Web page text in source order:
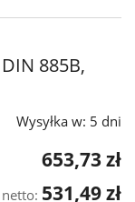
885B,
Wysyłka w: 5 dni
653,73 zł
netto: 531,49 zł